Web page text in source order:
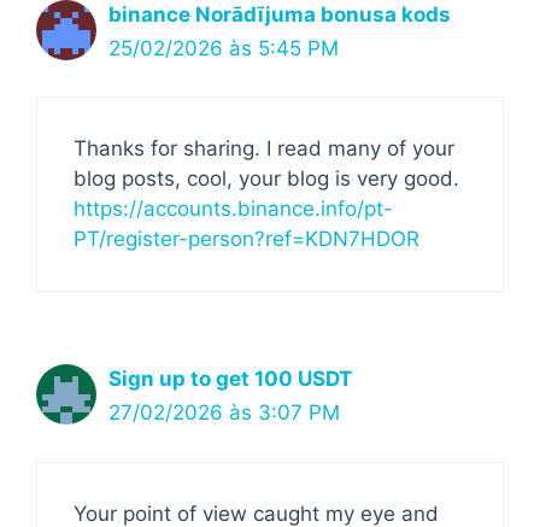
binance Norādījuma bonusa kods
25/02/2026 às 5:45 PM
Thanks for sharing. I read many of your
blog posts, cool, your blog is very good.
https://accounts.binance.info/pt-
PT/register-person?ref=KDN7HDOR
Sign up to get 100 USDT
27/02/2026 às 3:07 PM
Your point of view caught my eye and